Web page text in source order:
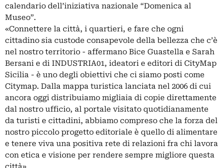
calendario dell’iniziativa nazionale “Domenica al
Museo”.
«Connettere la città, i quartieri, e fare che ogni
cittadino sia custode consapevole della bellezza che c’è
nel nostro territorio - affermano Bice Guastella e Sarah
Bersani e di INDUSTRIA01, ideatori e editori di CityMap
Sicilia - è uno degli obiettivi che ci siamo posti come
Citymap. Dalla mappa turistica lanciata nel 2006 di cui
ancora oggi distribuiamo migliaia di copie direttamente
dal nostro ufficio, al portale visitato quotidianamente
da turisti e cittadini, abbiamo compreso che la forza del
nostro piccolo progetto editoriale è quello di alimentare
e tenere viva una positiva rete di relazioni fra chi lavora
con etica e visione per rendere sempre migliore questa